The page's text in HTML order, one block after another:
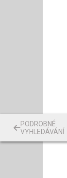
PODROBNÉ
VYHLEDÁVÁNÍ